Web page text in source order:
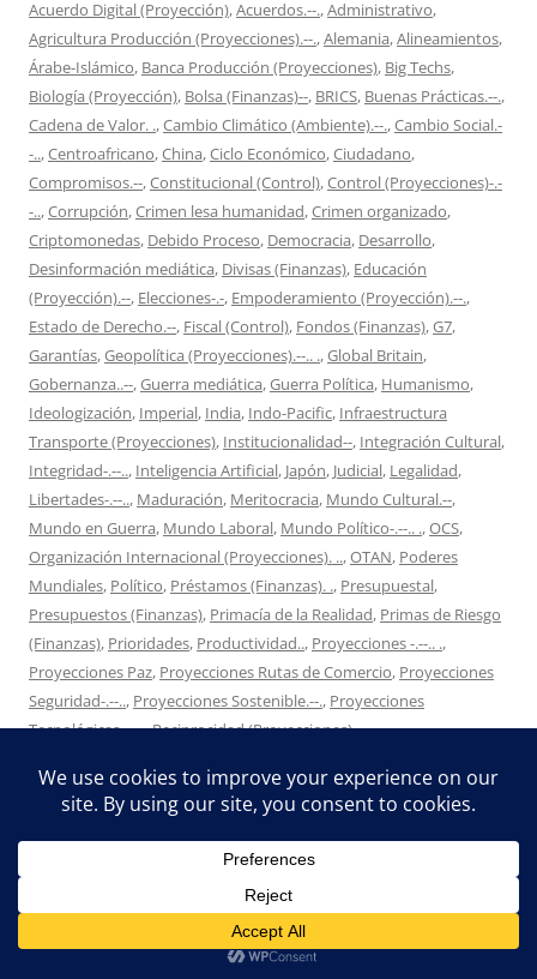
Acuerdo Digital (Proyección),Acuerdos.--.,Administrativo,
Agricultura Producción (Proyecciones).--.,Alemania,Alineamientos,
Árabe-Islámico, Banca Producción (Proyecciones), Big Techs,
Biología (Proyección), Bolsa (Finanzas)--, BRICS, Buenas Prácticas.--.,
Cadena de Valor. .,Cambio Climático (Ambiente).--.,Cambio Social.-
-..,Centroafricano,China,Ciclo Económico,Ciudadano,
Compromisos.--,Constitucional (Control),Control (Proyecciones)-.-
-..,Corrupción,Crimen lesa humanidad,Crimen organizado,
Criptomonedas, Debido Proceso, Democracia, Desarrollo,
Desinformación mediática, Divisas (Finanzas), Educación
(Proyección).--, Elecciones-.-, Empoderamiento (Proyección).--.,
Estado de Derecho.--, Fiscal (Control), Fondos (Finanzas),G7,
Garantías,Geopolítica (Proyecciones).--.. .,Global Britain,
Gobernanza..--,Guerra mediática,Guerra Política, Humanismo,
Ideologización, Imperial, India, Indo-Pacific, Infraestructura
Transporte (Proyecciones), Institucionalidad--, Integración Cultural,
Integridad-.--.., Inteligencia Artificial, Japón, Judicial, Legalidad,
Libertades-.--.., Maduración, Meritocracia, Mundo Cultural.--,
Mundo en Guerra, Mundo Laboral, Mundo Político-.--.. .,OCS,
Organización Internacional (Proyecciones). ..,OTAN, Poderes
Mundiales, Político, Préstamos (Finanzas). ., Presupuestal,
Presupuestos (Finanzas), Primacía de la Realidad, Primas de Riesgo
(Finanzas), Prioridades, Productividad.., Proyecciones -.--.. .,
Proyecciones Paz, Proyecciones Rutas de Comercio, Proyecciones
Seguridad-.--.., Proyecciones Sostenible.--., Proyecciones
Tecnológicas-.--..,Reciprocidad (Proyecciones)-.--.. .,
Reforma del Estado,Reforma Monetaria,Reforma Servicios
Públicos,Respeto..--, Riesgos y vulnerabilidades,Robotización,
Rusia,Seguridad Nacional,Sentido a la Vida,Sentido Común,
,Turquía